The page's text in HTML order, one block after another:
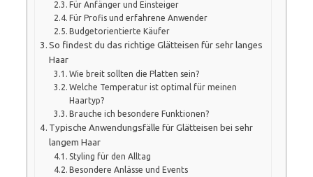
Für Anfänger und Einsteiger
Für Profis und erfahrene Anwender
Budgetorientierte Käufer
So findest du das richtige Glätteisen für sehr langes
Haar
Wie breit sollten die Platten sein?
Welche Temperatur ist optimal für meinen
Haartyp?
Brauche ich besondere Funktionen?
Typische Anwendungsfälle für Glätteisen bei sehr
langem Haar
Styling für den Alltag
Besondere Anlässe und Events